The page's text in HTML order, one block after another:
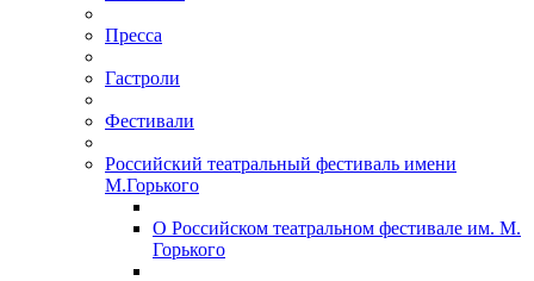
Пресса
Гастроли
Фестивали
Российский театральный фестиваль имени
М.Горького
О Российском театральном фестивале им. М.
Горького